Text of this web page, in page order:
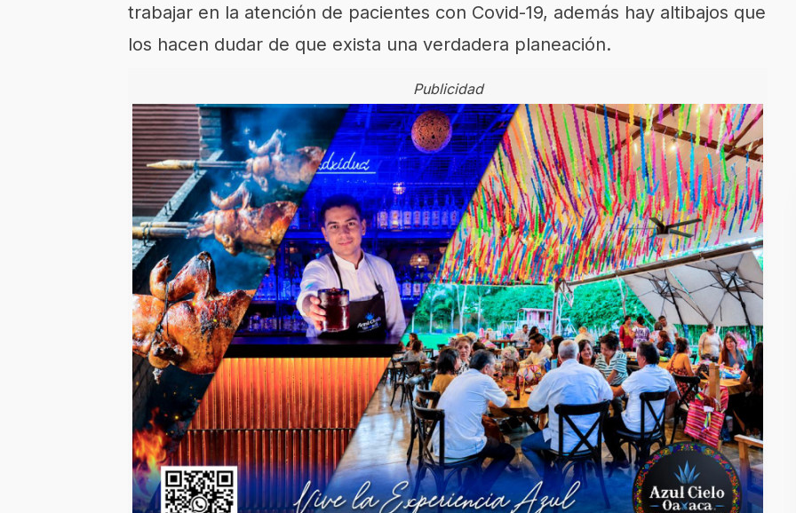
trabajar en la atención de pacientes con Covid-19, además hay altibajos que
los hacen dudar de que exista una verdadera planeación.
Publicidad